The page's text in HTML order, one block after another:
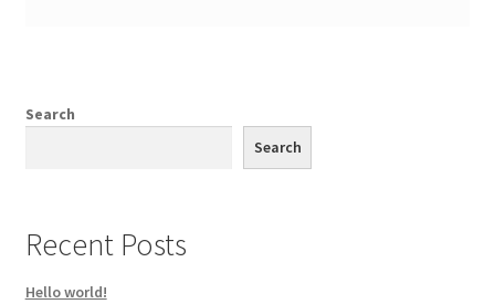
Search
Search
Recent Posts
Hello world!